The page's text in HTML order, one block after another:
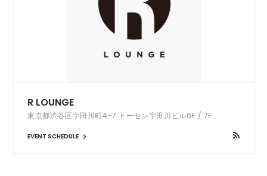
R LOUNGE
東京都渋谷区宇田川町4-7 トーセン宇田川ビル6F / 7F
EVENT SCHEDULE